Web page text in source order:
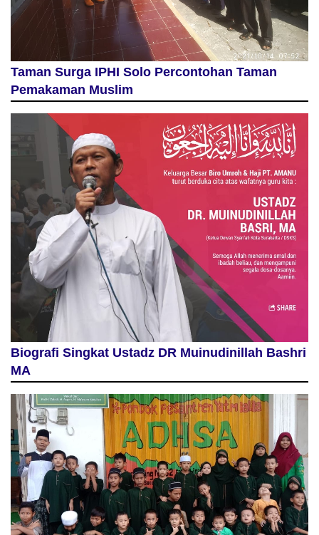
Taman Surga IPHI Solo Percontohan Taman
Pemakaman Muslim
Biografi Singkat Ustadz DR Muinudinillah Bashri
MA